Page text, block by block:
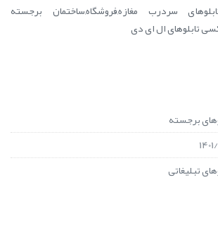
سردرب مغازه,فروشگاه,ساختمان برجسته
تابلوهای ال ای دی
برجسته
تبلیغاتی